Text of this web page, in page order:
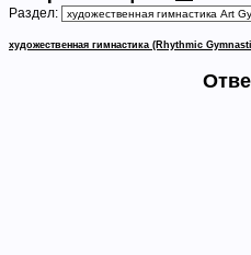
Раздел:
художественная гимнастика (Rhythmic